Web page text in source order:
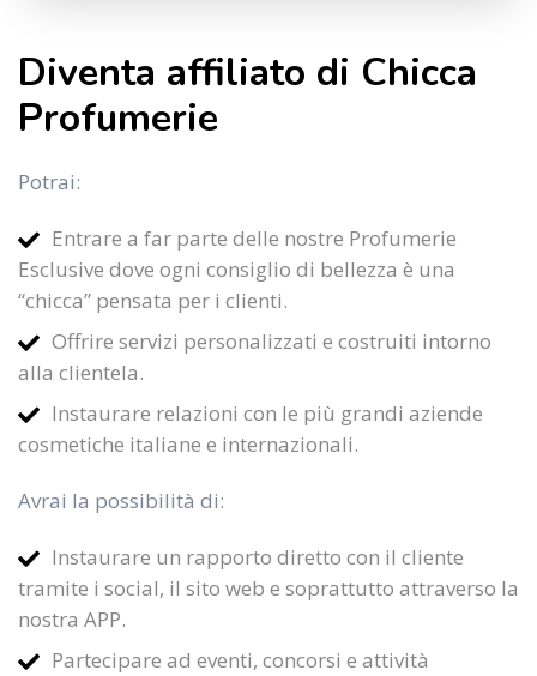
Diventa affiliato di Chicca
Profumerie
Potrai:
Entrare a far parte delle nostre Profumerie
Esclusive dove ogni consiglio di bellezza è una
“chicca” pensata per i clienti.
Offrire servizi personalizzati e costruiti intorno
alla clientela.
Instaurare relazioni con le più grandi aziende
cosmetiche italiane e internazionali.
Avrai la possibilità di:
Instaurare un rapporto diretto con il cliente
tramite i social, il sito web e soprattutto attraverso la
nostra APP.
Partecipare ad eventi, concorsi e attività